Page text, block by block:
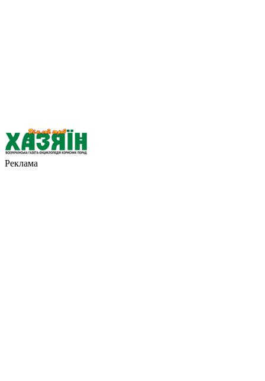
Реклама